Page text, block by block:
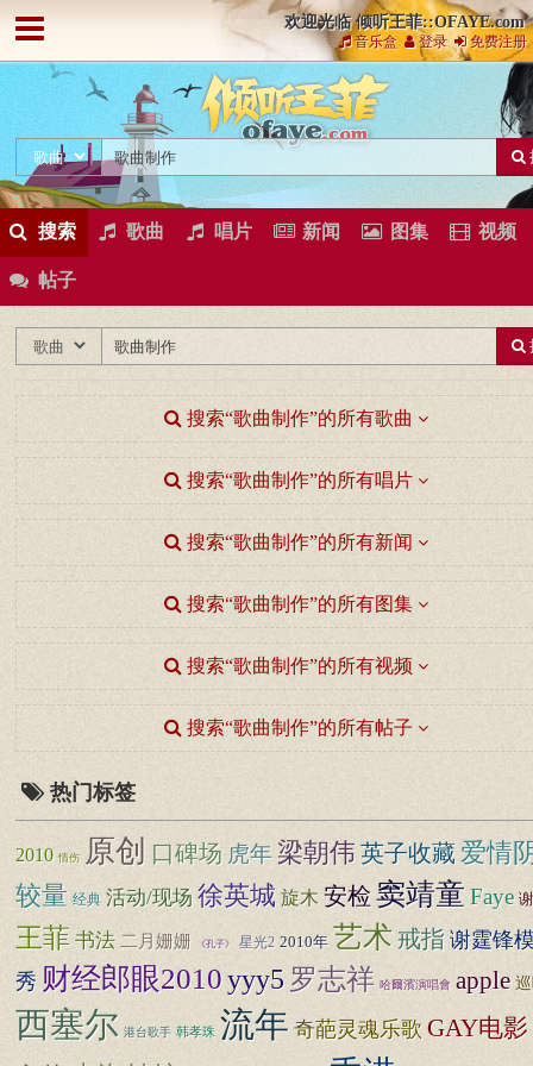
欢迎光临 倾听王菲::OFAYE.com
音乐盒 登录 免费注册
搜索 歌曲 唱片 新闻 图集 视频
帖子
搜索“歌曲制作”的所有歌曲
搜索“歌曲制作”的所有唱片
搜索“歌曲制作”的所有新闻
搜索“歌曲制作”的所有图集
搜索“歌曲制作”的所有视频
搜索“歌曲制作”的所有帖子
热门标签
2010 情伤 原创 口碑场 虎年 梁朝伟英子收藏爱情
较量 经典 活动/现场 徐英城 旋木 安检窦靖童Faye
王菲 书法 二月姗姗 《孔子》 星光2 2010年 艺术戒指 谢霆锋
秀 财经郎眼2010yyy5 罗志祥 哈爾濱演唱會 apple
西塞尔 港台歌手 韩孝珠 流年 奇葩灵魂乐歌 GAY电影